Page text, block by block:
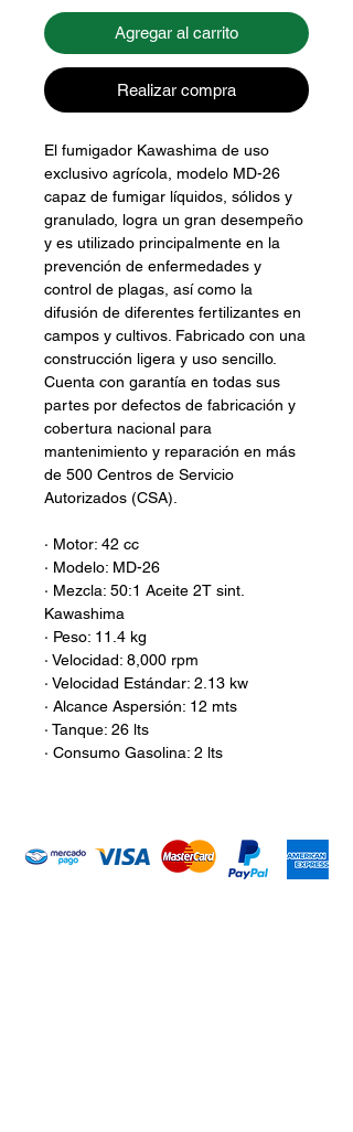
Agregar al carrito
Realizar compra
El fumigador Kawashima de uso
exclusivo agrícola, modelo MD-26
capaz de fumigar líquidos, sólidos y
granulado, logra un gran desempeño
y es utilizado principalmente en la
prevención de enfermedades y
control de plagas, así como la
difusión de diferentes fertilizantes en
campos y cultivos. Fabricado con una
construcción ligera y uso sencillo.
Cuenta con garantía en todas sus
partes por defectos de fabricación y
cobertura nacional para
mantenimiento y reparación en más
de 500 Centros de Servicio
Autorizados (CSA).
· Motor: 42 cc
· Modelo: MD-26
· Mezcla: 50:1 Aceite 2T sint.
Kawashima
· Peso: 11.4 kg
· Velocidad: 8,000 rpm
· Velocidad Estándar: 2.13 kw
· Alcance Aspersión: 12 mts
· Tanque: 26 lts
· Consumo Gasolina: 2 lts